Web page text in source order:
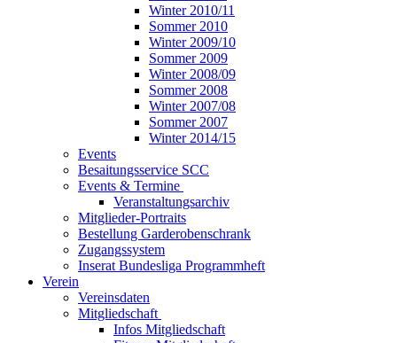
Winter 2010/11
Sommer 2010
Winter 2009/10
Sommer 2009
Winter 2008/09
Sommer 2008
Winter 2007/08
Sommer 2007
Winter 2014/15
Events
Besaitungsservice SCC
Events & Termine
Veranstaltungsarchiv
Mitglieder-Portraits
Bestellung Garderobenschrank
Zugangssystem
Inserat Bundesliga Programmheft
Verein
Vereinsdaten
Mitgliedschaft
Infos Mitgliedschaft